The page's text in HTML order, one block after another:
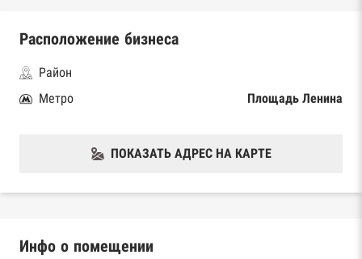
Расположение бизнеса
Район
Метро
Площадь Ленина
ПОКАЗАТЬ АДРЕС НА КАРТЕ
Инфо о помещении